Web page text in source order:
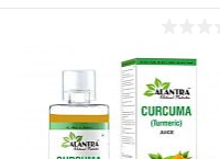
В корзину
Купить в 1 клик Сравнение
В избранное В наличии